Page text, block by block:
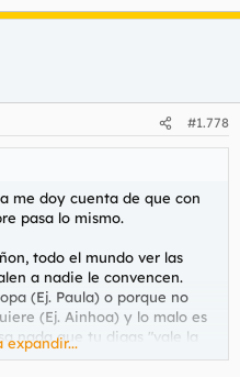
#1.778
me doy cuenta de que con
pasa lo mismo.
todo el mundo ver las
a nadie le convencen.
(Ej. Paula) o porque no
(Ej. Ainhoa) y lo malo es
nada que tu digas "vale la
las hojas pegadas"
expandir...